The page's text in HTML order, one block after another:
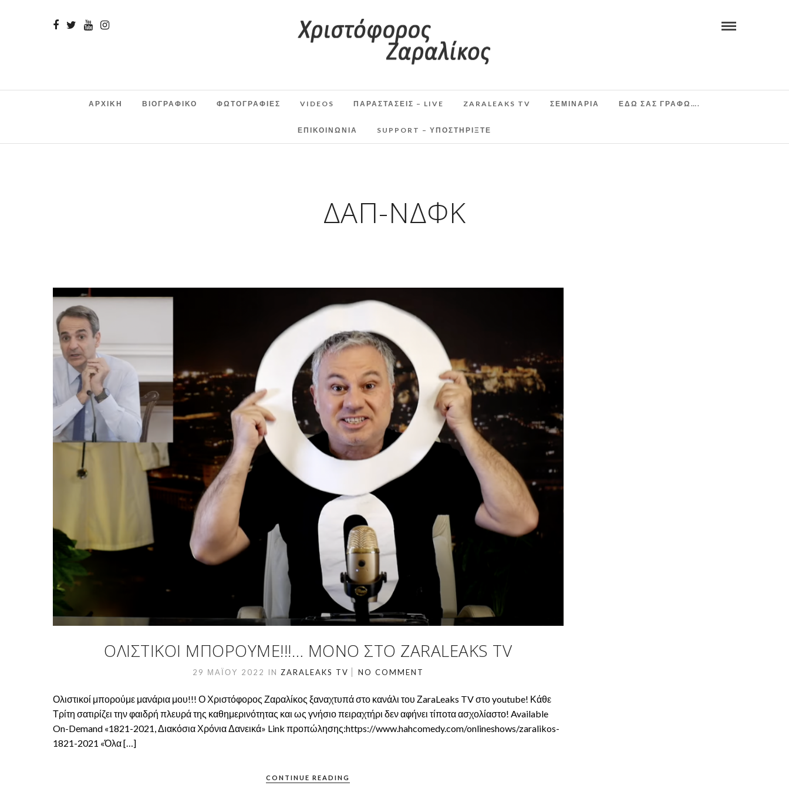
ΑΡΧΙΚΗ ΒΙΟΓΡΑΦΙΚΟ ΦΩΤΟΓΡΑΦΙΕΣ VIDEOS ΠΑΡΑΣΤΆΣΕΙΣ – LIVE ZARALEAKS TV ΣΕΜΙΝΆΡΙΑ ΕΔΩ ΣΑΣ ΓΡΑΦΩ….
ΕΠΙΚΟΙΝΩΝΙΑ SUPPORT – ΥΠΟΣΤΗΡΊΞΤΕ
ΔΑΠ-ΝΔΦΚ
ΟΛΙΣΤΙΚΟΊ ΜΠΟΡΟΎΜΕ!!!… ΜΌΝΟ ΣΤΟ ZARALEAKS TV
29 ΜΑΪ́ΟΥ 2022 IN ZARALEAKS TV NO COMMENT
Ολιστικοί μπορούμε μανάρια μου!!! Ο Χριστόφορος Ζαραλίκος ξαναχτυπά στο κανάλι του ΖaraLeaks TV στο youtube! Κάθε
Τρίτη σατιρίζει την φαιδρή πλευρά της καθημερινότητας και ως γνήσιο πειραχτήρι δεν αφήνει τίποτα ασχολίαστο! Available
On-Demand «1821-2021, Διακόσια Χρόνια Δανεικά» Link προπώλησης:https://www.hahcomedy.com/onlineshows/zaralikos-
1821-2021 «Όλα […]
CONTINUE READING